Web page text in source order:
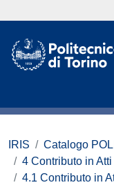
IRIS
Catalogo
4 Contributo in
4.1 Contributo in